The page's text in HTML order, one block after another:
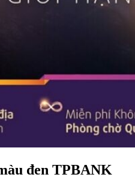
đen TPBANK